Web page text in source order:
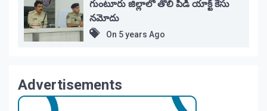
గుంటూరు జిల్లాలో తొలి పిడీ యాక్ట్ కేసు
నమోదు
On 5 years Ago
Advertisements